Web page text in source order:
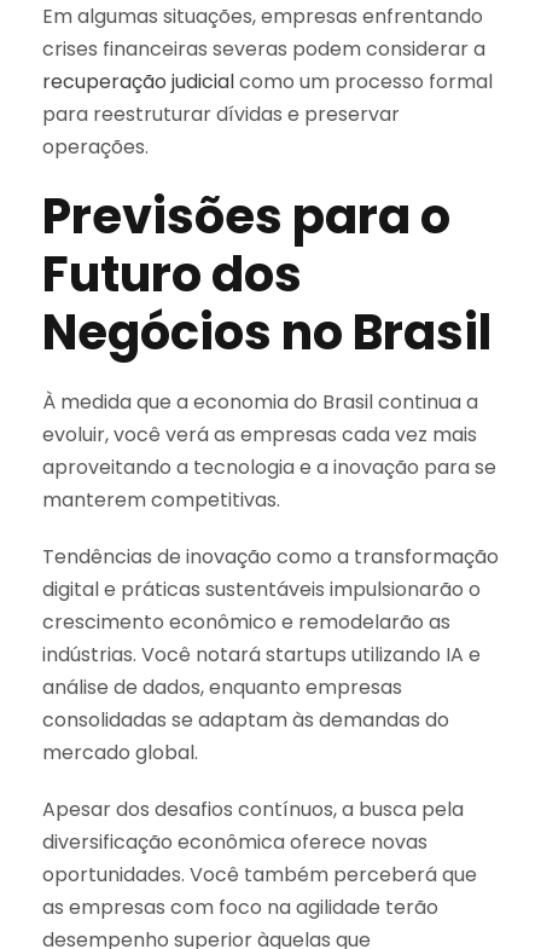
Em algumas situações, empresas enfrentando
crises financeiras severas podem considerar a
recuperação judicialcomo um processo formal
para reestruturar dívidas e preservar
operações.
Previsões para o
Futuro dos
Negócios no Brasil
À medida que a economia do Brasil continua a
evoluir, você verá as empresas cada vez mais
aproveitando a tecnologia e a inovação para se
manterem competitivas.
Tendências de inovação como a transformação
digital e práticas sustentáveis impulsionarão o
crescimento econômico e remodelarão as
indústrias. Você notará startups utilizando IA e
análise de dados, enquanto empresas
consolidadas se adaptam às demandas do
mercado global.
Apesar dos desafios contínuos, a busca pela
diversificação econômica oferece novas
oportunidades. Você também perceberá que
as empresas com foco na agilidade terão
desempenho superior àquelas que